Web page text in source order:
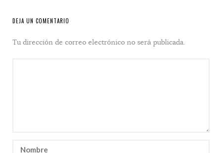
DEJA UN COMENTARIO
Tu dirección de correo electrónico no será publicada.